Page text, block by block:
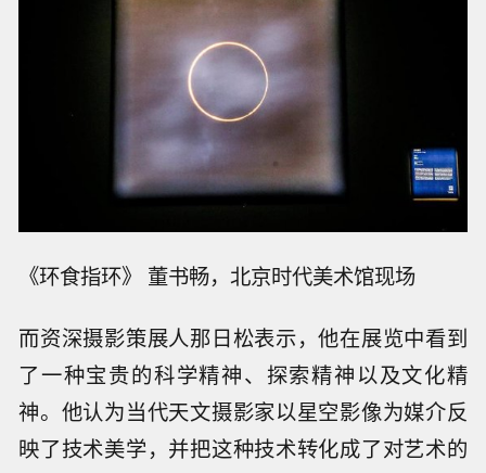
《环食指环》 董书畅，北京时代美术馆现场
而资深摄影策展人那日松表示，他在展览中看到
了一种宝贵的科学精神、探索精神以及文化精
神。他认为当代天文摄影家以星空影像为媒介反
映了技术美学，并把这种技术转化成了对艺术的